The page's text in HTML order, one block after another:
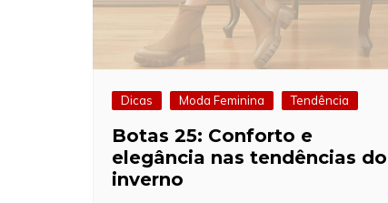
Dicas Moda Feminina Tendência
Botas 25: Conforto e
elegância nas tendências do
inverno